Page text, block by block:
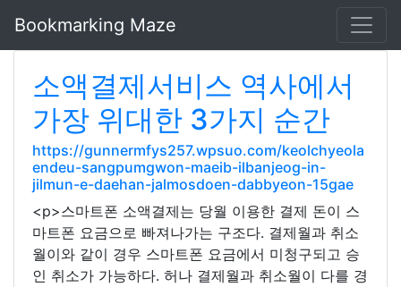
Bookmarking Maze
소액결제서비스 역사에서
가장 위대한 3가지 순간
https://gunnermfys257.wpsuo.com/keolchyeola
endeu-sangpumgwon-maeib-ilbanjeog-in-
jilmun-e-daehan-jalmosdoen-dabbyeon-15gae
<p>스마트폰 소액결제는 당월 이용한 결제 돈이 스
마트폰 요금으로 빠져나가는 구조다. 결제월과 취소
월이와 같이 경우 스마트폰 요금에서 미청구되고 승
인 취소가 가능하다. 허나 결제월과 취소월이 다를 경